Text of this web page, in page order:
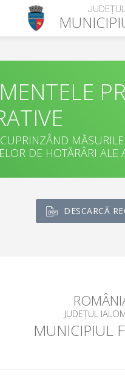
DE HOTĂRÂRI ALE
DESCARCĂ
JUDEȚUL
MUNICIPIUL